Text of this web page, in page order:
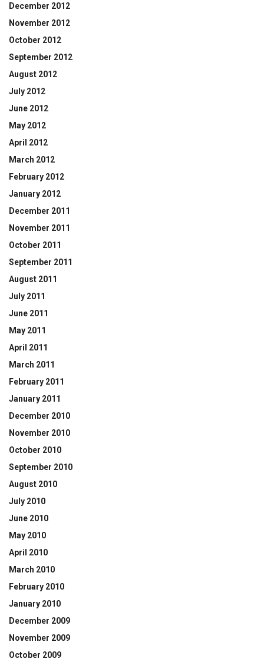
December 2012
November 2012
October 2012
September 2012
August 2012
July 2012
June 2012
May 2012
April 2012
March 2012
February 2012
January 2012
December 2011
November 2011
October 2011
September 2011
August 2011
July 2011
June 2011
May 2011
April 2011
March 2011
February 2011
January 2011
December 2010
November 2010
October 2010
September 2010
August 2010
July 2010
June 2010
May 2010
April 2010
March 2010
February 2010
January 2010
December 2009
November 2009
October 2009